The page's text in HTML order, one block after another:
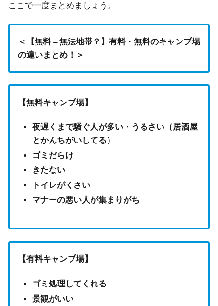
ここで一度まとめましょう。
＜【無料＝無法地帯？】有料・無料のキャンプ場
の違いまとめ！＞
【無料キャンプ場】
夜遅くまで騒ぐ人が多い・うるさい（居酒屋
とかんちがいしてる）
ゴミだらけ
きたない
トイレがくさい
マナーの悪い人が集まりがち
【有料キャンプ場】
ゴミ処理してくれる
景観がいい